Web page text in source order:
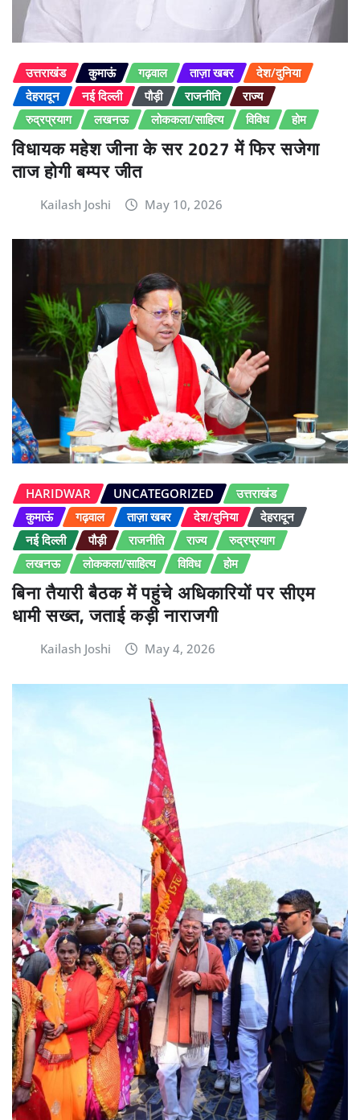
उत्तराखंड कुमाऊं गढ़वाल ताज़ा खबर
देश/दुनिया
देहरादून
नई दिल्ली पौड़ी राजनीति
राज्य
रुद्रप्रयाग
लखनऊ लोककला/साहित्य विविध होम
विधायक महेश जीना के सर 2027 में फिर सजेगा
ताज होगी बम्पर जीत
Kailash Joshi May 10, 2026
HARIDWAR UNCATEGORIZED
उत्तराखंड
कुमाऊं
गढ़वाल ताज़ा खबर देश/दुनिया
देहरादून
नई दिल्ली
पौड़ी राजनीति राज्य
रुद्रप्रयाग
लखनऊ
लोककला/साहित्य विविध होम
बिना तैयारी बैठक में पहुंचे अधिकारियों पर सीएम
धामी सख्त, जताई कड़ी नाराजगी
Kailash Joshi May 4, 2026